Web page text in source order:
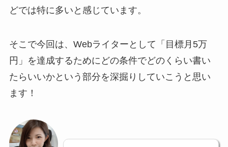
どでは特に多いと感じています。
そこで今回は、Webライターとして「目標月5万
円」を達成するためにどの条件でどのくらい書い
たらいいかという部分を深掘りしていこうと思い
ます！